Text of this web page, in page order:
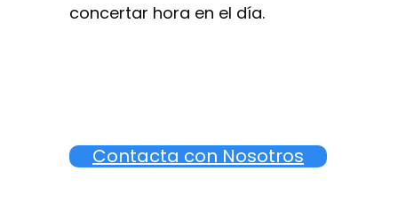
concertar hora en el día.
Contacta con Nosotros